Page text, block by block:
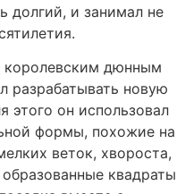
долгий, и занимал не
королевским дюнным
разрабатывать новую
этого он использовал
формы, похожие на
веток, хвороста,
квадраты